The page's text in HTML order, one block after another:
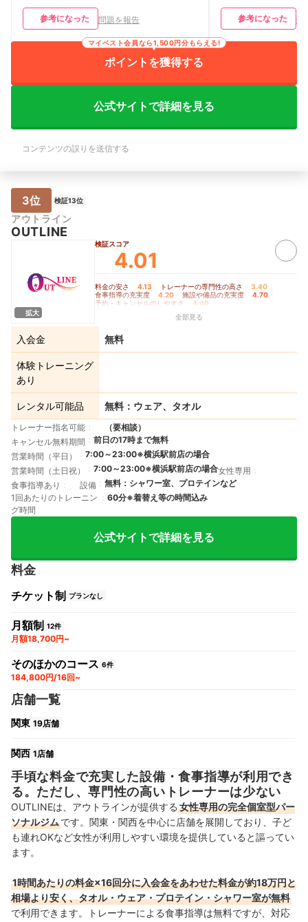
いる時間が気まずかった。 そして時間
になるとテンションの高いトレーナーが
次々に現れ、お客さんをトレーニング部
屋に連れて行くのが、なんかちょっと嫌
だった。 トレーナーのテンションが高
いので、元気な事はいい事なのですが、
ちょっと元気すぎてついていけない時も
参考になった 問題を報告
らいには見た目も
導の満足度】 トレ
は1~10まで丁寧に
く不安なくやれて
ださったりしたの
ウンセリングに行
でできますし、ま
れておく、とかも
参考になった
ポイントを獲得する
マイベスト会員なら1,500円分もらえる!
公式サイトで詳細を見る
コンテンツの誤りを送信する
3位 検証13位
アウトライン
OUTLINE
拡大
検証スコア
4.01
料金の安さ 4.13 トレーナーの専門性の高さ 3.40
食事指導の充実度 4.20 施設や備品の充実度 4.70
予約・キャンセルのしやすさ
4.40
全部見る
入会金 無料
体験トレーニング
あり
レンタル可能品 無料：ウェア、タオル
トレーナー指名可能
（要相談）
キャンセル無料期間
前日の17時まで無料
営業時間（平日）
7:00～23:00※横浜駅前店の場合
営業時間（土日祝）
7:00～23:00※横浜駅前店の場合女性専用
食事指導あり
設備
無料：シャワー室、プロテインなど
1回あたりのトレーニン
グ時間
60分※着替え等の時間込み
公式サイトで詳細を見る
料金
チケット制 プランなし
月額制 12件
月額18,700円~
そのほかのコース 6件
184,800円/16回~
店舗一覧
関東 19店舗
関西 1店舗
手頃な料金で充実した設備・食事指導が利用でき
る。ただし、専門性の高いトレーナーは少ない
OUTLINEは、アウトラインが提供する 女性専用の完全個室型パー
ソナルジムです。関東・関西を中心に店舗を展開しており、子ど
も連れOKなど女性が利用しやすい環境を提供していると謳ってい
ます。
1時間あたりの料金×16回分に入会金をあわせた料金が約18万円と
相場より安く、タオル・ウェア・プロテイン・シャワー室が無料
で利用できます。トレーナーによる食事指導は無料ですが、対応